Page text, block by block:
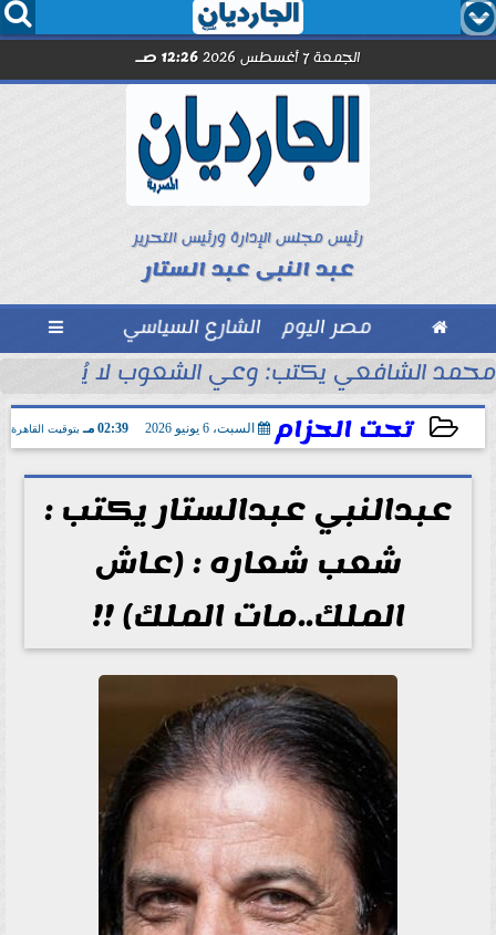
  
الجمعة 7 أغسطس 2026 12:26 صـ
رئيس مجلس الإدارة ورئيس التحرير
عبد النبى عبد الستار
 مصر اليوم الشارع السياسي 
صلاح.. اليوم
محمد الشافعي يكتب: وعي الشعوب لا يُقاس
تحت الحزام السبت، 6 يونيو 2026 02:39 مـ بتوقيت القاهرة
2026-06-06 14:39:55
عبدالنبي عبدالستار يكتب :
شعب شعاره : (عاش
الملك..مات الملك) !!